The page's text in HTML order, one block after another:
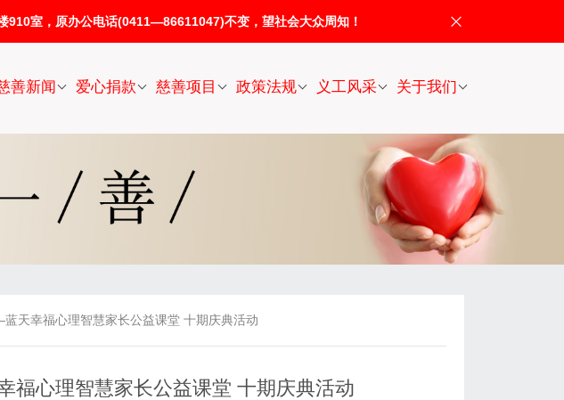
910室，原办公电话(0411—86611047)不变，望社会大众周知！
善新闻 爱心捐款 慈善项目 政策法规 义工风采 关于我们
天幸福心理智慧家长公益课堂 十期庆典活动
心理智慧家长公益课堂 十期庆典活动